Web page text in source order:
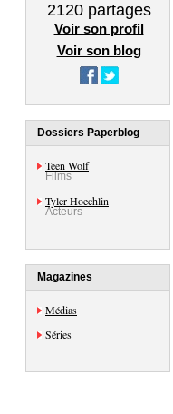
2120partages
Voir son profil
Voir son blog
Dossiers Paperblog
Teen Wolf
Films
Tyler Hoechlin
Acteurs
Magazines
Médias
Séries